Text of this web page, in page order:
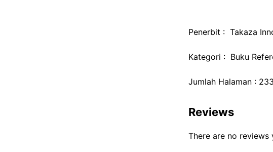
Penerbit : Takaza
Kategori : Buku
Jumlah Halaman :
Reviews
There are no reviews